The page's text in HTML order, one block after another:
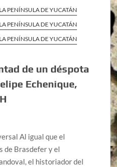
PENÍNSULA DE YUCATÁN
PENÍNSULA DE YUCATÁN
PENÍNSULA DE YUCATÁN
de un déspota
Echenique,
Al igual que el
de Brasdefer y el
el historiador del